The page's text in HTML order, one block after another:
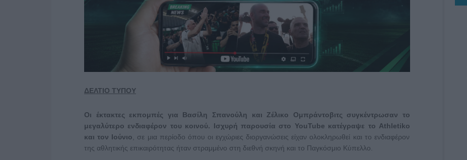
ΔΕΛΤΙΟ ΤΥΠΟΥ
Οι έκτακτες εκπομπές για Βασίλη Σπανούλη και Ζέλικο Ομπράντοβιτς συγκέντρωσαν το
μεγαλύτερο ενδιαφέρον του κοινού. Ισχυρή παρουσία στο YouTube κατέγραψε το Athletiko
και τον Ιούνιο , σε μια περίοδο όπου οι εγχώριες διοργανώσεις είχαν ολοκληρωθεί και το ενδιαφέρον
της αθλητικής επικαιρότητας ήταν στραμμένο στη διεθνή σκηνή και το Παγκόσμιο Κύπελλο.